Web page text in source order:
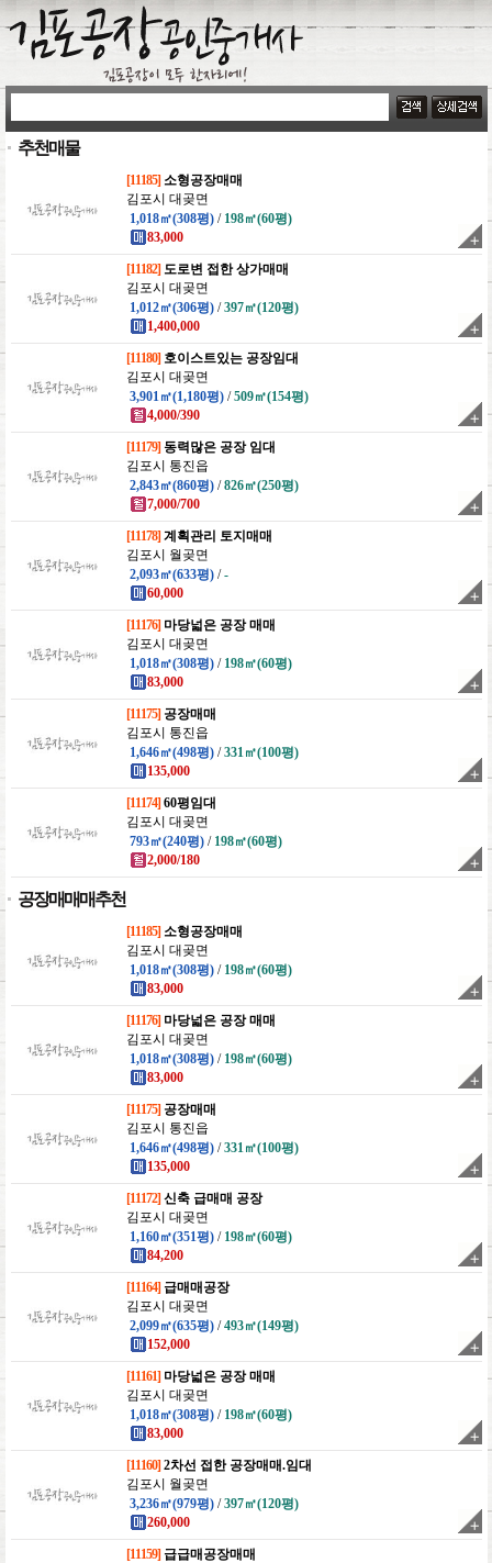
추천매물
[11185] 소형공장매매
김포시 대곶면
1,018㎡(308평) / 198㎡(60평)
83,000
[11182] 도로변 접한 상가매매
김포시 대곶면
1,012㎡(306평) /397㎡(120평)
1,400,000
[11180] 호이스트있는 공장임대
김포시 대곶면
3,901㎡(1,180평) /509㎡(154평)
4,000/390
[11179] 동력많은 공장 임대
김포시 통진읍
2,843㎡(860평) /826㎡(250평)
7,000/700
[11178] 계획관리 토지매매
김포시 월곶면
2,093㎡(633평) /-
60,000
[11176] 마당넓은 공장 매매
김포시 대곶면
1,018㎡(308평) / 198㎡(60평)
83,000
[11175] 공장매매
김포시 통진읍
1,646㎡(498평) /331㎡(100평)
135,000
[11174] 60평임대
김포시 대곶면
793㎡(240평) / 198㎡(60평)
2,000/180
공장매매매추천
[11185] 소형공장매매
김포시 대곶면
1,018㎡(308평) / 198㎡(60평)
83,000
[11176] 마당넓은 공장 매매
김포시 대곶면
1,018㎡(308평) / 198㎡(60평)
83,000
[11175] 공장매매
김포시 통진읍
1,646㎡(498평) /331㎡(100평)
135,000
[11172] 신축 급매매 공장
김포시 대곶면
1,160㎡(351평) / 198㎡(60평)
84,200
[11164] 급매매공장
김포시 대곶면
2,099㎡(635평) /493㎡(149평)
152,000
[11161] 마당넓은 공장 매매
김포시 대곶면
1,018㎡(308평) / 198㎡(60평)
83,000
[11160] 2차선 접한 공장매매.임대
김포시 월곶면
3,236㎡(979평) /397㎡(120평)
260,000
[11159] 급급매공장매매